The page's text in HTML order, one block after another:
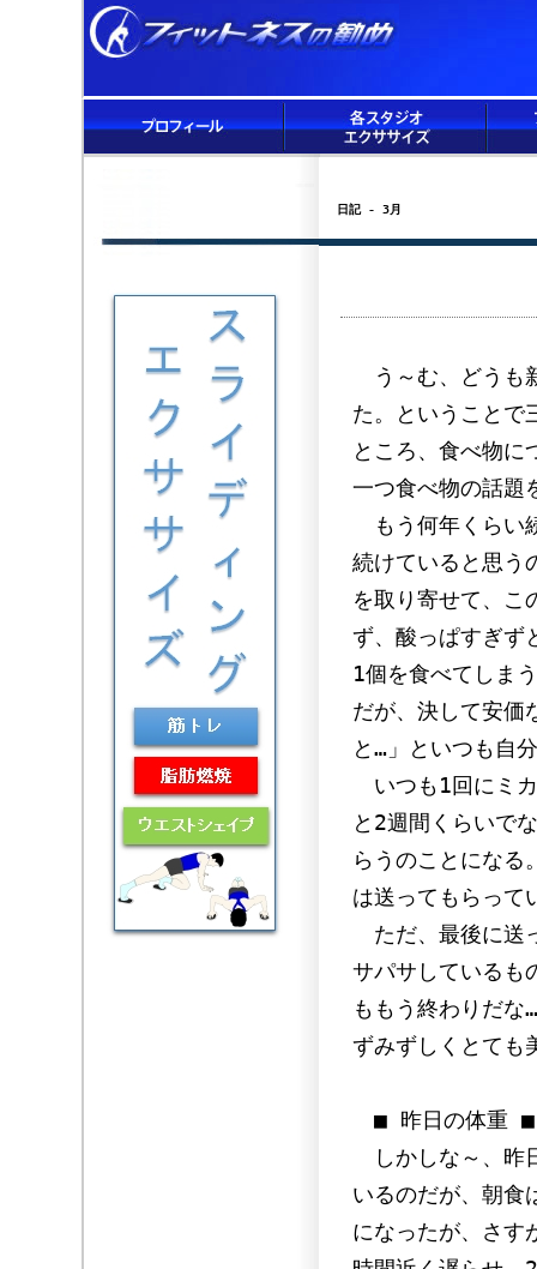
日記 - 3月
う～む、どうも
た。ということで
ところ、食べ物に
一つ食べ物の話題
もう何年くらい
続けていると思う
を取り寄せて、こ
ず、酸っぱすぎず
1個を食べてしま
だが、決して安価
と…」といつも自
いつも1回にミ
と2週間くらいで
らうのことになる
は送ってもらって
ただ、最後に送
サパサしているも
ももう終わりだな
ずみずしくとても
■ 昨日の体重 ■
しかしな～、昨
いるのだが、朝食
になったが、さす